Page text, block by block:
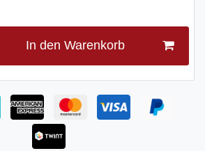
In den Warenkorb